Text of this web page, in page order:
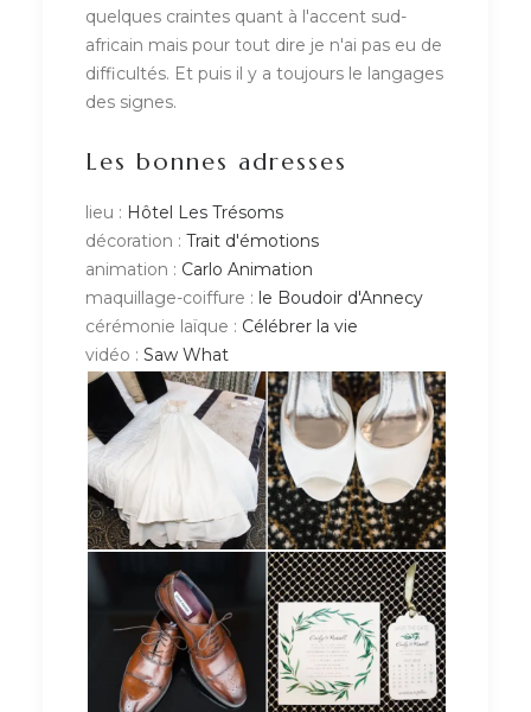
quelques craintes quant à l'accent sud-
africain mais pour tout dire je n'ai pas eu de
difficultés. Et puis il y a toujours le langages
des signes.
Les bonnes adresses
lieu : Hôtel Les Trésoms
décoration : Trait d'émotions
animation : Carlo Animation
maquillage-coiffure : le Boudoir d'Annecy
cérémonie laïque : Célébrer la vie
vidéo : Saw What